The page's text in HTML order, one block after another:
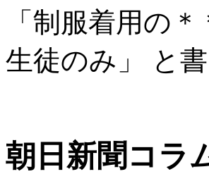
「制服着用の
生徒のみ」 と
朝日新聞コラ